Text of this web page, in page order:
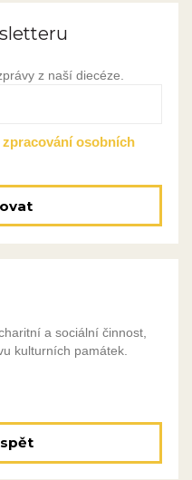
z naší diecéze.
osobních
a sociální činnost,
kulturních památek.